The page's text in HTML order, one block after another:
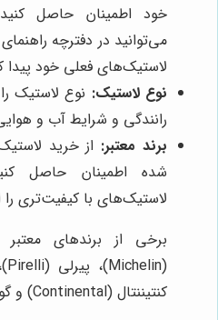
خود اطمینان حاصل
می‌توانید در دفترچه
لاستیک‌های فعلی خود پیدا
نوع لاستیک: نوع لاستیک
رانندگی و شرایط آب و
برند معتبر: از خرید
شده اطمینان حاصل
لاستیک‌های با کیفیت‌تری را
برخی از برندهای معتبر
کنتیننتال (Continental) و گودیر (Goodyear).